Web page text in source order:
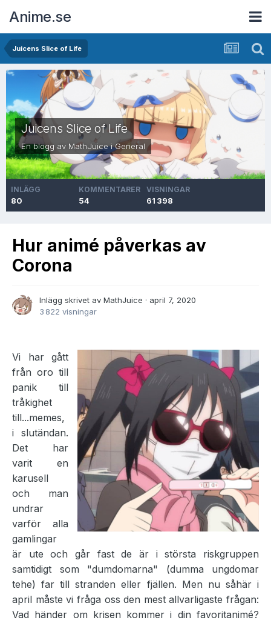
Anime.se
Juicens Slice of Life
Juicens Slice of Life
En blogg av MathJuiceiGeneral
INLÄGG
80
KOMMENTARER
54
VISNINGAR
61 398
Hur animé påverkas av
Corona
Inlägg skrivet av MathJuice · april 7, 2020
3 822 visningar
Vi har gått
från oro till
panik till
tråkighet
till...memes,
i slutändan.
Det har
varit en
karusell
och man
undrar
varför alla
gamlingar
är ute och går fast de är i största riskgruppen
samtidigt som "dumdomarna" (dumma ungdomar
tehe) far till stranden eller fjällen. Men nu såhär i
april måste vi fråga oss den mest allvarligaste frågan:
Vad händer om krisen kommer i din favoritanimé?